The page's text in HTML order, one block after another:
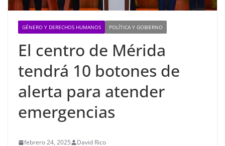
GÉNERO Y DERECHOS HUMANOS POLÍTICA Y GOBIERNO
El centro de Mérida
tendrá 10 botones de
alerta para atender
emergencias
febrero 24, 2025 David Rico